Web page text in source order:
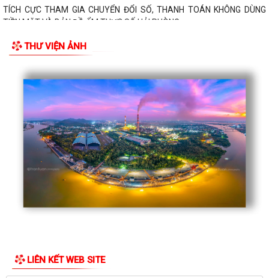
TÍCH CỰC THAM GIA CHUYỂN ĐỔI SỐ, THANH TOÁN KHÔNG DÙNG
TIỀN MẶT VÀ BẢN ĐỒ ẨM THỰC SỐ HẢI PHÒNG –...
THƯ VIỆN ẢNH
LIÊN KẾT WEB SITE